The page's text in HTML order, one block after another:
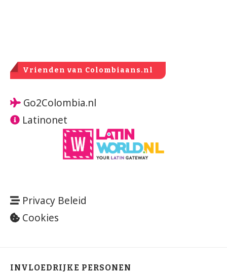
Vrienden van Colombiaans.nl
Go2Colombia.nl
Latinonet
Privacy Beleid
Cookies
INVLOEDRIJKE PERSONEN